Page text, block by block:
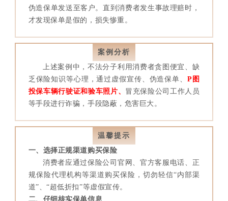
伪造保单发送至客户。直到消费者发生事故理赔时，
才发现保单是假的，损失惨重。
案例分析
上述案例中，不法分子利用消费者贪图便宜、缺
乏保险知识等心理，通过虚假宣传、伪造保单、 P图
投保车辆行驶证和验车照片、 冒充保险公司工作人员
等手段进行诈骗，手段隐蔽，危害巨大。
温馨提示
一、选择正规渠道购买保险
消费者应通过保险公司官网、官方客服电话、正
规保险代理机构等渠道购买保险，切勿轻信“内部渠
道”、“超低折扣”等虚假宣传。
二、仔细核实保单信息